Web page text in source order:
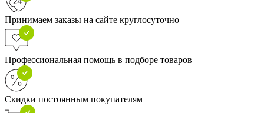
Принимаем заказы на сайте круглосуточно
Профессиональная помощь в подборе товаров
Скидки постоянным покупателям